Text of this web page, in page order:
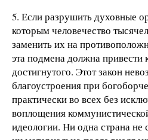
5. Если разрушить духовные
которым человечество
заменить их на
эта подмена должна
достигнутого. Этот закон
благоустроения при
практически во всех без
воплощения
идеологии. Ни одна страна не